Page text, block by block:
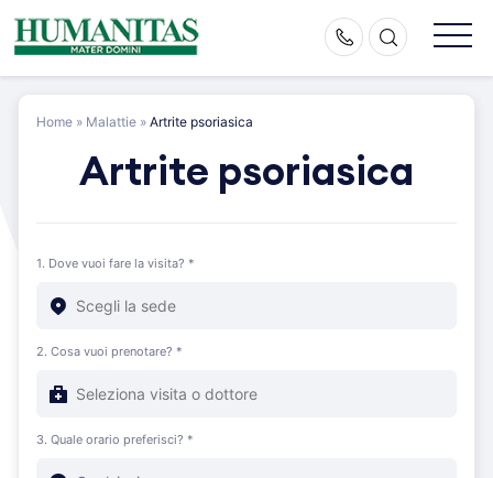
Skip
to
Home » Malattie » Artrite psoriasica
Artrite psoriasica
1. Dove vuoi fare la visita? *
2. Cosa vuoi prenotare? *
3. Quale orario preferisci? *